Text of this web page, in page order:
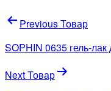
Навигация
по
записям
Previous Товар
SOPHIN 0635 гель-
Next Товар